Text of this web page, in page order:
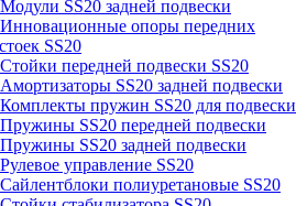
Модули SS20 задней подвески
Инновационные опоры передних
стоек SS20
Стойки передней подвески SS20
Амортизаторы SS20 задней подвески
Комплекты пружин SS20 для подвески
Пружины SS20 передней подвески
Пружины SS20 задней подвески
Рулевое управление SS20
Сайлентблоки полиуретановые SS20